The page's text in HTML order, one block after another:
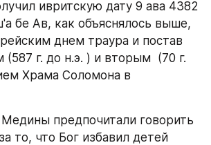
ивритскую дату 9 ава 4382
бе Ав, как объяснялось выше,
днем траура и постав
(587 г. до н.э. ) и вторым  (70 г.
Храма Соломона в
предпочитали говорить
то, что Бог избавил детей